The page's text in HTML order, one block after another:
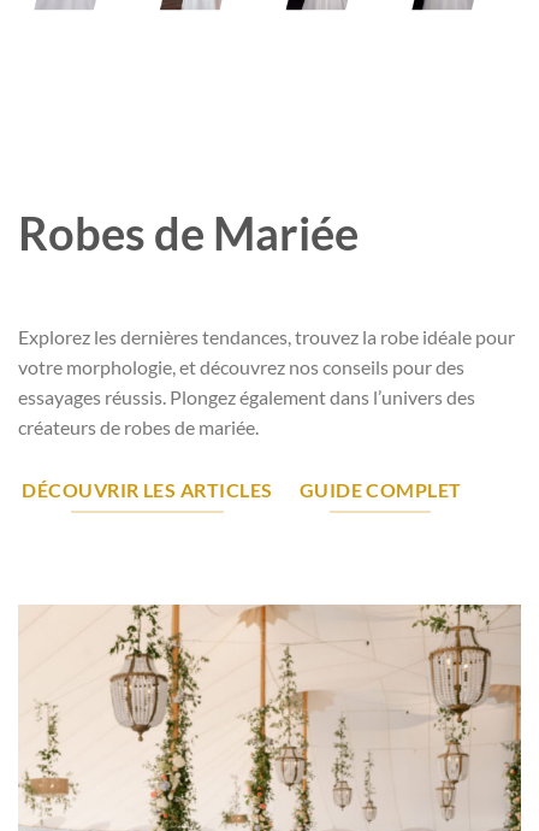
Robes de Mariée
Explorez les dernières tendances, trouvez la robe idéale pour
votre morphologie, et découvrez nos conseils pour des
essayages réussis. Plongez également dans l’univers des
créateurs de robes de mariée.
DÉCOUVRIR LES ARTICLES GUIDE COMPLET